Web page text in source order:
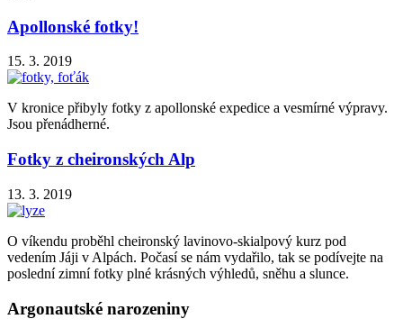
Apollonské fotky!
15. 3. 2019
V kronice přibyly fotky z apollonské expedice a vesmírné výpravy.
Jsou přenádherné.
Fotky z cheironských Alp
13. 3. 2019
O víkendu proběhl cheironský lavinovo-skialpový kurz pod
vedením Jáji v Alpách. Počasí se nám vydařilo, tak se podívejte na
poslední zimní fotky plné krásných výhledů, sněhu a slunce.
Argonautské narozeniny